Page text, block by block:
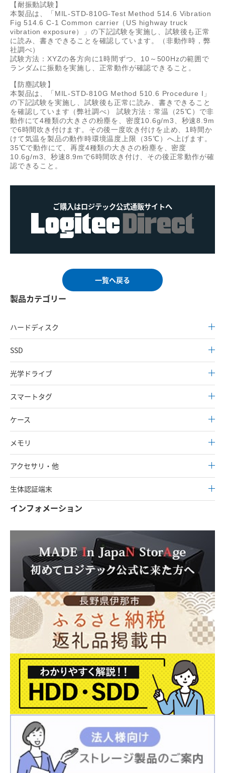
【耐振動試験】
本製品は、「MIL-STD-810G-Test Method 514.6 Vibration
Fig 514.6 C-1 Common carrier（US highway truck
vibration exposure）」の下記試験を実施し、試験後も正常
に読み、書きできることを確認しています。（非動作時，弊
社調べ）
試験方法：XYZの各方向に1時間ずつ、10～500Hzの範囲で
ランダムに振動を実施し、正常動作が確認できること。
【防塵試験】
本製品は、「MIL-STD-810G Method 510.6 Procedure I」
の下記試験を実施し、試験後も正常に読み、書きできること
を確認しています（弊社調べ） 試験方法：常温（25℃）で非
動作にて4種類の大きさの粉塵を、密度10.6g/m3、秒速8.9m
で6時間吹き付けます。その後一度吹き付けを止め、1時間か
けて気温を製品の動作時環境温度上限（35℃）へ上げます。
35℃で動作にて、再度4種類の大きさの粉塵を、密度
10.6g/m3、秒速8.9mで6時間吹き付け、その後正常動作が確
認できること。
ご購入はロジテック公式通販サイトへ
一覧へ戻る
製品カテゴリー
ハードディスク
SSD
光学ドライブ
スマートタグ
ケース
メモリ
アクセサリ・他
生体認証端末
インフォメーション